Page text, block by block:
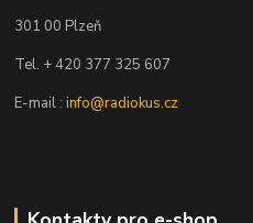
301 00 Plzeň
Tel. + 420 377 325 607
E-mail :info@radiokus.cz